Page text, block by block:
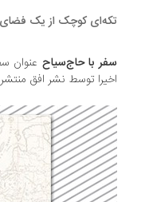
کوچک از یک فضای
با حاج‌سیاحعنوان
توسط نشر افق منتشر